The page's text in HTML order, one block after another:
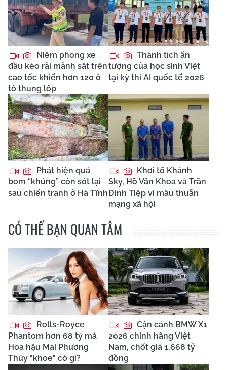
Niêm phong xe
đầu kéo rải mảnh sắt trên
cao tốc khiến hơn 120 ô
tô thủng lốp
Thành tích ấn
tượng của học sinh Việt
tại kỳ thi AI quốc tế 2026
Phát hiện quả
bom “khủng” còn sót lại
sau chiến tranh ở Hà Tĩnh
Khởi tố Khánh
Sky, Hồ Văn Khoa và Trần
Đình Tiệp vì mâu thuẫn
mạng xã hội
CÓ THỂ BẠN QUAN TÂM
Rolls-Royce
Phantom hơn 68 tỷ mà
Hoa hậu Mai Phương
Thúy "khoe" có gì?
Cận cảnh BMW X1
2026 chính hãng Việt
Nam, chốt giá 1,668 tỷ
đồng